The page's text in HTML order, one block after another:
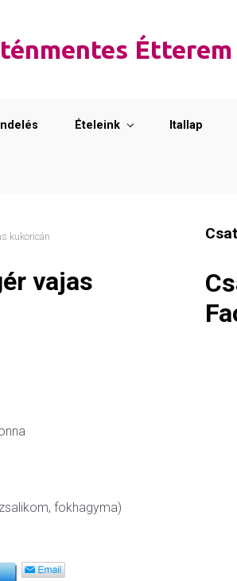
Étterem
Ételeink Itallap
kukoricán
vajas
fokhagyma)